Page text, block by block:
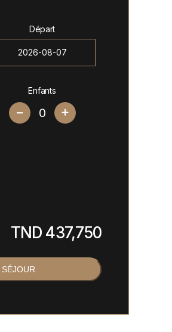
Départ
Enfants
+
TND 437,750